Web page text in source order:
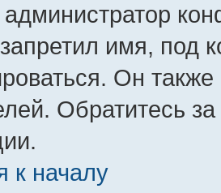
имя, под
Он
Обратитесь
к началу